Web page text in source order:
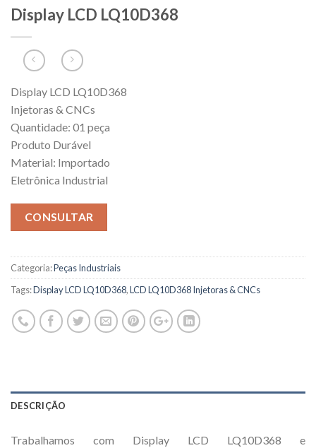
Display LCD LQ10D368
Display LCD LQ10D368
Injetoras & CNCs
Quantidade: 01 peça
Produto Durável
Material: Importado
Eletrônica Industrial
CONSULTAR
Categoria:Peças Industriais
Tags:Display LCD LQ10D368,LCD LQ10D368 Injetoras & CNCs
DESCRIÇÃO
Trabalhamos com Display LCD LQ10D368 e